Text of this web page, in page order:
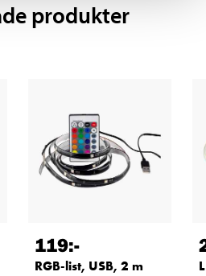
produkter
119:-
RGB-list, USB, 2 m